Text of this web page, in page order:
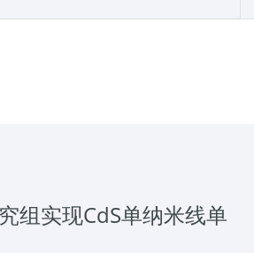
组实现CdS单纳米线单